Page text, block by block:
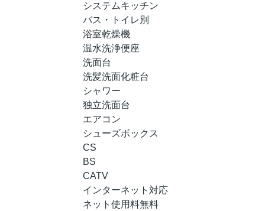
システムキッチン
バス・トイレ別
浴室乾燥機
温水洗浄便座
洗面台
洗髪洗面化粧台
シャワー
独立洗面台
エアコン
シューズボックス
CS
BS
CATV
インターネット対応
ネット使用料無料